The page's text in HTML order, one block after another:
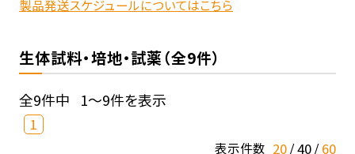
製品発送スケジュールについてはこちら
生体試料・培地・試薬（全9件）
全9件中 1～9件を表示
1
表示件数 20 40 60